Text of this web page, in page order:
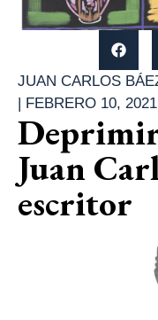
JUAN CARLOS
FEBRERO 10, 2021
Juan
escritor